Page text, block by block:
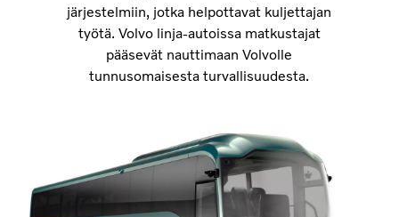
järjestelmiin, jotka helpottavat kuljettajan
työtä. Volvo linja-autoissa matkustajat
pääsevät nauttimaan Volvolle
tunnusomaisesta turvallisuudesta.